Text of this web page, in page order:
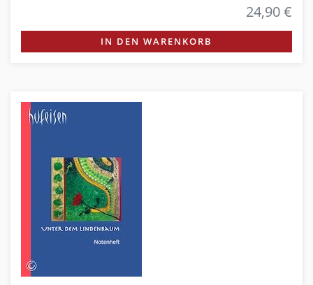
24,90 €
IN DEN WARENKORB